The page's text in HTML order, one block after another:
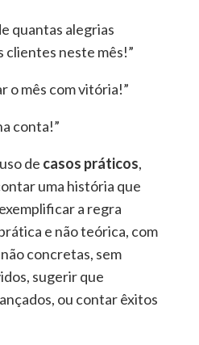
quantas alegrias
clientes neste mês!”
o mês com vitória!”
conta!”
de casos práticos,
uma história que
a regra
e não teórica, com
concretas, sem
sugerir que
ou contar êxitos